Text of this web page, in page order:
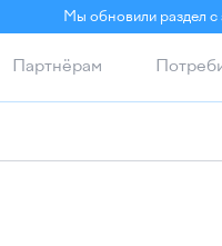
Мы обновили раздел с
Партнёрам